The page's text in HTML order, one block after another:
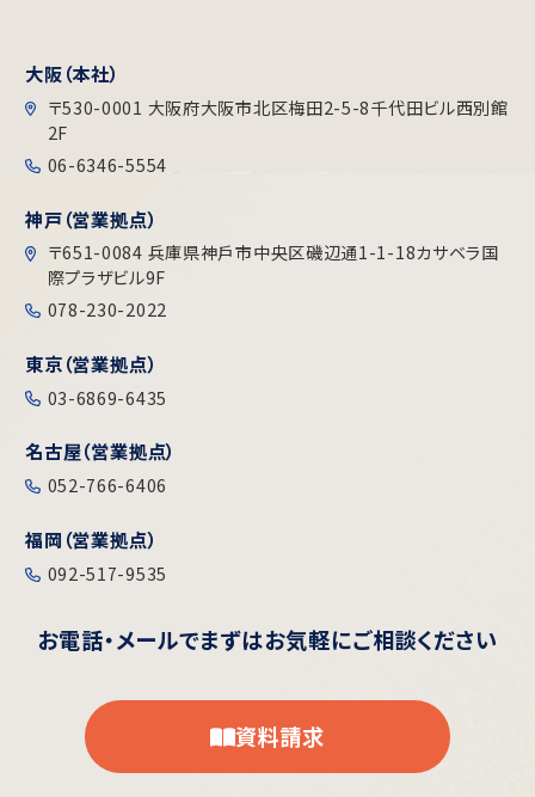
大阪（本社）
〒530-0001 大阪府大阪市北区梅田2-5-8千代田ビル⻄別館
2F
06-6346-5554
神戸（営業拠点）
〒651-0084 兵庫県神戶市中央区磯辺通1-1-18カサベラ国
際プラザビル9F
078-230-2022
東京（営業拠点）
03-6869-6435
名古屋（営業拠点）
052-766-6406
福岡（営業拠点）
092-517-9535
お電話・メールでまずはお気軽にご相談ください
資料請求